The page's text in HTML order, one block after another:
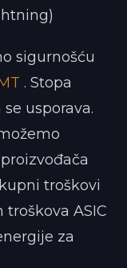
sigurnošću
. Stopa
usporava.
troškovi
ASIC
za